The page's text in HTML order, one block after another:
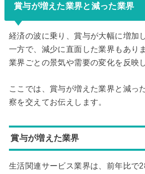
賞与が増えた業界と減った業界
経済の波に乗り、賞与が大幅に増加
一方で、減少に直面した業界もあり
業界ごとの景気や需要の変化を反映
ここでは、賞与が増えた業界と減っ
察を交えてお伝えします。
賞与が増えた業界
生活関連サービス業界は、前年比で